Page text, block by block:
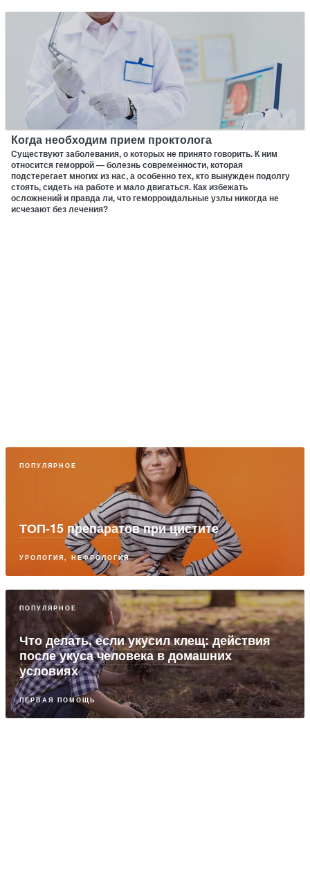
Когда необходим прием проктолога
Существуют заболевания, о которых не принято говорить. К ним
относится геморрой — болезнь современности, которая
подстерегает многих из нас, а особенно тех, кто вынужден подолгу
стоять, сидеть на работе и мало двигаться. Как избежать
осложнений и правда ли, что геморроидальные узлы никогда не
исчезают без лечения?
ПОПУЛЯРНОЕ
ТОП-15 препаратов при цистите
УРОЛОГИЯ, НЕФРОЛОГИЯ
ПОПУЛЯРНОЕ
Что делать, если укусил клещ: действия
после укуса человека в домашних
условиях
ПЕРВАЯ ПОМОЩЬ